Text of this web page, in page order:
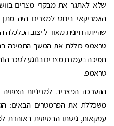
שלא לאתגר את מבקרי מצרים
האמריקאי ביחס למצרים היה
שהייתה חיונית מאוד לייצוב
טראמפ כוללת את המשך התמיכה
תמיכה בעמדת מצרים בנוגע לסכר
טראמפ.
ההערכה המצרית למדיניות
משכללת את הפרמטרים הבאים:
עסקאות, גישתו הבסיסית האוהדת